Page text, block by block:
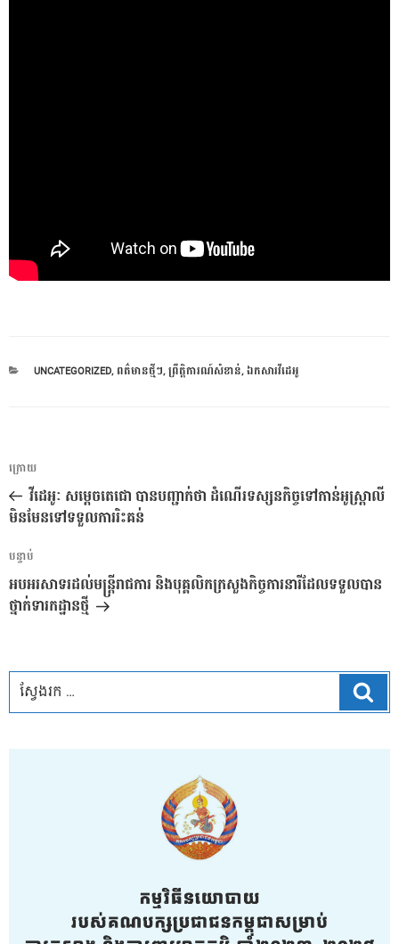
CATEGORIES
UNCATEGORIZED, ពត៌មានថ្មីៗ,ព្រឹត្តិការណ៍សំខាន់,ឯកសារវីដេអូ
ការ​
នាំទិស​
ប្រកាស
អត្ថបទ
មុន
ក្រោយ
វីដេអូៈ សម្តេចតេជោ បានបញ្ជាក់ថា ដំណើរទស្សនកិច្ចទៅកាន់អូស្ត្រាលី
មិនមែនទៅទទួលការរិះគន់
អត្ថបទ
បន្ទាប់
បន្ទាប់
អបអរសាទរដល់មន្រ្តីរាជការ និងបុគ្គលិកក្រសួងកិច្ចការនារីដែលទទួលបាន
ថ្នាក់ទារកដ្ឋានថ្មី